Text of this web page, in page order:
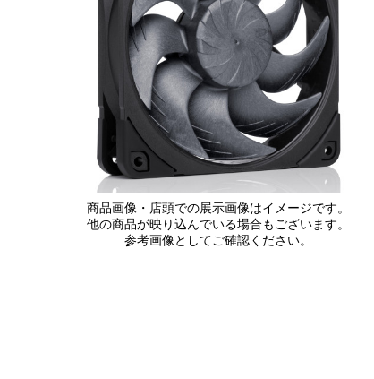
商品画像・店頭での展示画像はイメージです。
他の商品が映り込んでいる場合もございます。
参考画像としてご確認ください。